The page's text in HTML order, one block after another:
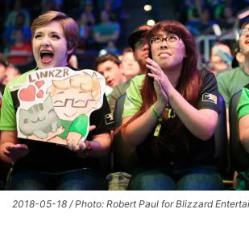
2018-05-18 / Photo: Robert Paul for Blizzard